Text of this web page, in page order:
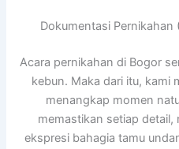
Dokumentasi Pernikahan
Acara pernikahan di Bogor
kebun. Maka dari itu, kami
menangkap momen
memastikan setiap detail,
ekspresi bahagia tamu